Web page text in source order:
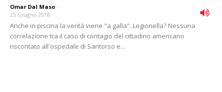
Omar Dal Maso -
25 Giugno 2018
Anche in piscina la verità viene "a galla". Legionella? Nessuna
correlazione tra il caso di contagio del cittadino americano
riscontato all'ospedale di Santorso e...